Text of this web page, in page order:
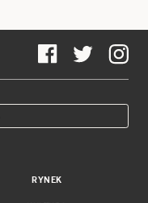
RYNEK